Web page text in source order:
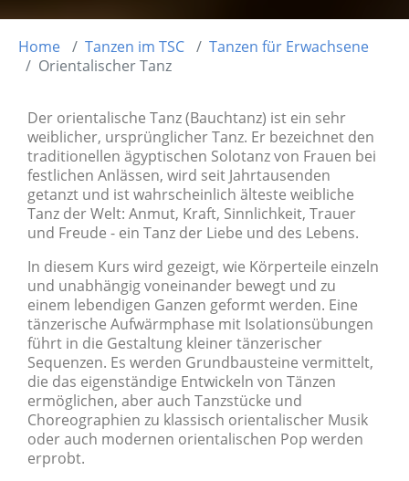
Home Tanzen im TSC
Tanzen für Erwachsene
Orientalischer Tanz
Der orientalische Tanz (Bauchtanz) ist ein sehr
weiblicher, ursprünglicher Tanz. Er bezeichnet den
traditionellen ägyptischen Solotanz von Frauen bei
festlichen Anlässen, wird seit Jahrtausenden
getanzt und ist wahrscheinlich älteste weibliche
Tanz der Welt: Anmut, Kraft, Sinnlichkeit, Trauer
und Freude - ein Tanz der Liebe und des Lebens.
In diesem Kurs wird gezeigt, wie Körperteile einzeln
und unabhängig voneinander bewegt und zu
einem lebendigen Ganzen geformt werden. Eine
tänzerische Aufwärmphase mit Isolationsübungen
führt in die Gestaltung kleiner tänzerischer
Sequenzen. Es werden Grundbausteine vermittelt,
die das eigenständige Entwickeln von Tänzen
ermöglichen, aber auch Tanzstücke und
Choreographien zu klassisch orientalischer Musik
oder auch modernen orientalischen Pop werden
erprobt.